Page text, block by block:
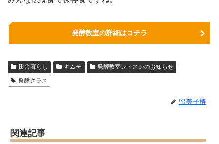
発酵教室の詳細はコチラ
田舎暮らし キムチ
発酵教室レッスンのお知らせ
発酵クラス
留美子椿
関連記事